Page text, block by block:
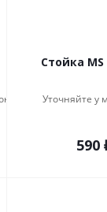
Стойка
Уточняйте у
590